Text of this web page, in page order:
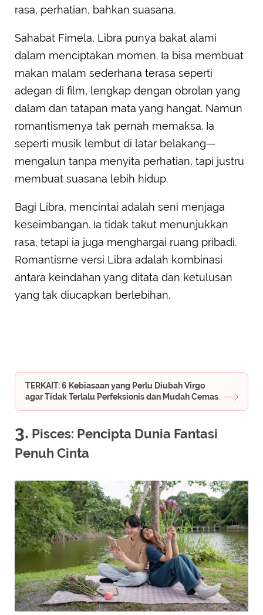
rasa, perhatian, bahkan suasana.
Sahabat Fimela, Libra punya bakat alami
dalam menciptakan momen. Ia bisa membuat
makan malam sederhana terasa seperti
adegan di film, lengkap dengan obrolan yang
dalam dan tatapan mata yang hangat. Namun
romantismenya tak pernah memaksa. Ia
seperti musik lembut di latar belakang—
mengalun tanpa menyita perhatian, tapi justru
membuat suasana lebih hidup.
Bagi Libra, mencintai adalah seni menjaga
keseimbangan. Ia tidak takut menunjukkan
rasa, tetapi ia juga menghargai ruang pribadi.
Romantisme versi Libra adalah kombinasi
antara keindahan yang ditata dan ketulusan
yang tak diucapkan berlebihan.
TERKAIT: 6 Kebiasaan yang Perlu Diubah Virgo
agar Tidak Terlalu Perfeksionis dan Mudah Cemas
3. Pisces: Pencipta Dunia Fantasi
Penuh Cinta